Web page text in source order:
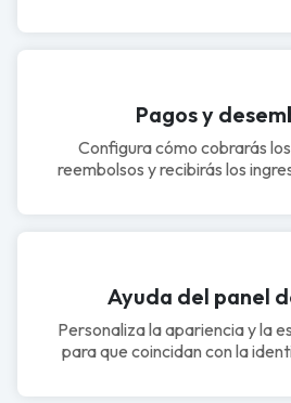
Pagos y
Configura cómo cobrarás
reembolsos y recibirás los
Ayuda del panel
Personaliza la apariencia y la
para que coincidan con la